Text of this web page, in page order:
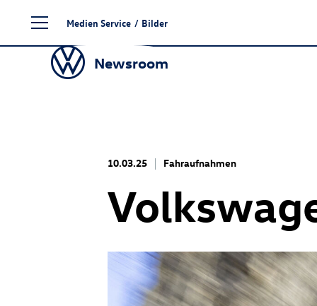
Seiteninhalt
springen
Medien Service / Bilder
Newsroom
10.03.25 Fahraufnahmen